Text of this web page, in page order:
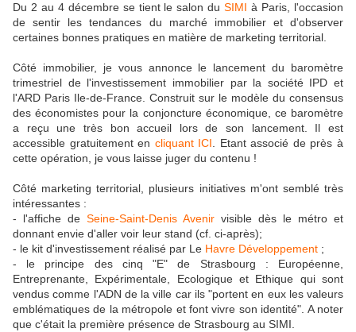
Du 2 au 4 décembre se tient le salon duSIMI à Paris, l'occasion
de sentir les tendances du marché immobilier et d'observer
certaines bonnes pratiques en matière de marketing territorial.
Côté immobilier, je vous annonce le lancement du baromètre
trimestriel de l'investissement immobilier par la société IPD et
l'ARD Paris Ile-de-France. Construit sur le modèle du consensus
des économistes pour la conjoncture économique, ce baromètre
a reçu une très bon accueil lors de son lancement. Il est
accessible gratuitement en cliquant ICI . Etant associé de près à
cette opération, je vous laisse juger du contenu !
Côté marketing territorial, plusieurs initiatives m'ont semblé très
intéressantes :
- l'affiche de Seine-Saint-Denis Avenir visible dès le métro et
donnant envie d'aller voir leur stand (cf. ci-après);
- le kit d'investissement réalisé par Le Havre Développement ;
- le principe des cinq "E" de Strasbourg : Européenne,
Entreprenante, Expérimentale, Ecologique et Ethique qui sont
vendus comme l'ADN de la ville car ils "portent en eux les valeurs
emblématiques de la métropole et font vivre son identité". A noter
que c'était la première présence de Strasbourg au SIMI.